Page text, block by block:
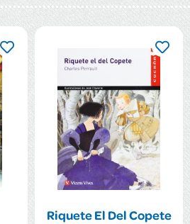
Riquete El Del Copete